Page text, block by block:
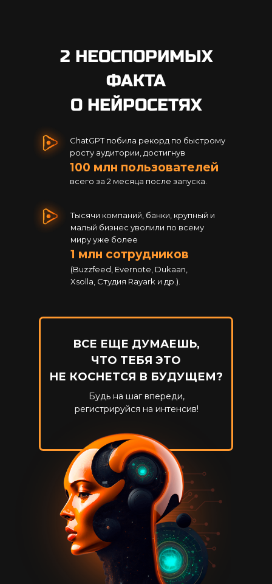
2 НЕОСПОРИМЫХ
ФАКТА
О НЕЙРОСЕТЯХ
ChatGPT побила рекорд по быстрому
росту аудитории, достигнув
100 млн пользователей
всего за 2 месяца после запуска.
Тысячи компаний, банки, крупный и
малый бизнес уволили по всему
миру уже более
1 млн сотрудников
(Buzzfeed, Evernote, Dukaan,
Xsolla, Студия Rayark и др.).
ВСЕ ЕЩЕ ДУМАЕШЬ,
ЧТО ТЕБЯ ЭТО
НЕ КОСНЕТСЯ В БУДУЩЕМ?
Будь на шаг впереди,
регистрируйся на интенсив!